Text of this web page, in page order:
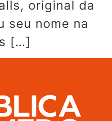
original da
seu nome na
[…]